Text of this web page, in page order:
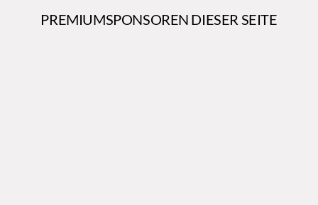
PREMIUMSPONSOREN DIESER SEITE